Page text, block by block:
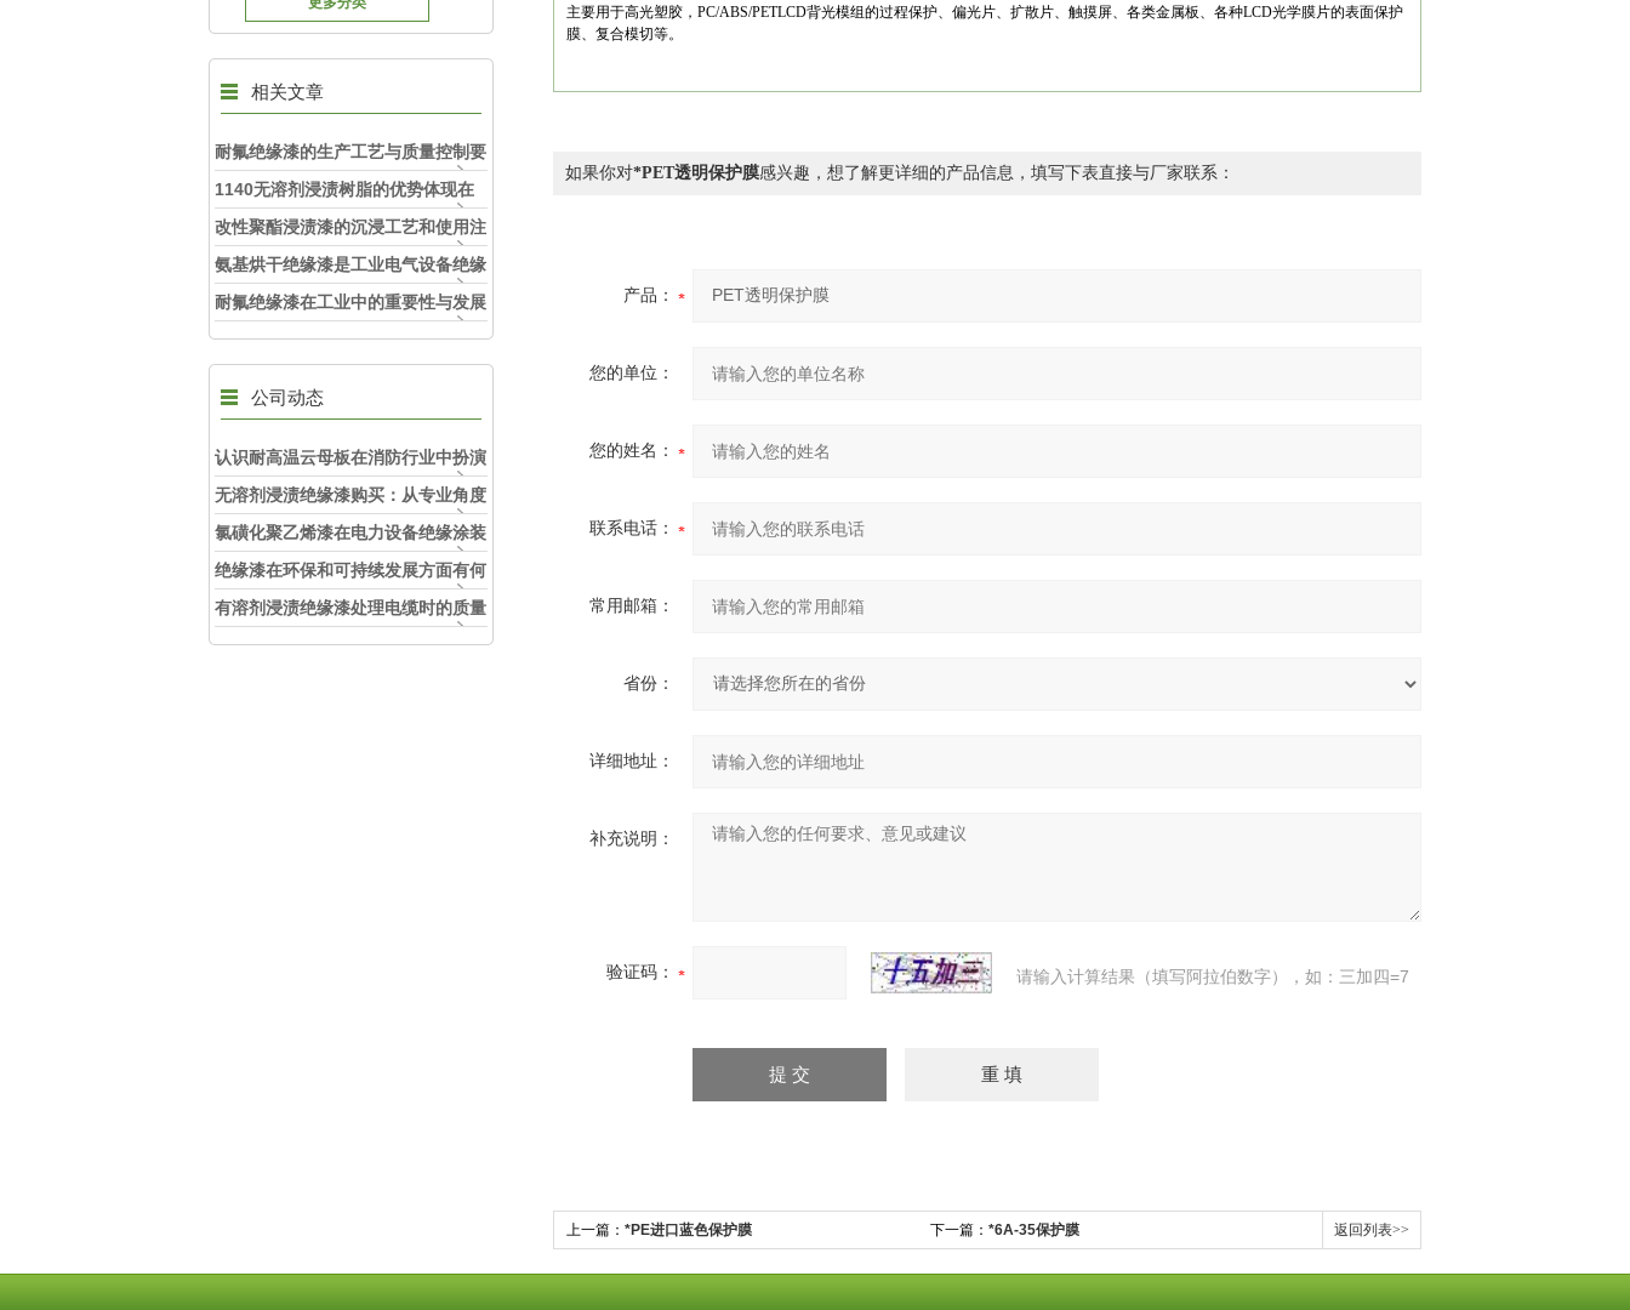
相关文章
耐氟绝缘漆的生产工艺与质量控制要
点
1140无溶剂浸渍树脂的优势体现在
哪里
改性聚酯浸渍漆的沉浸工艺和使用注
意事项
氨基烘干绝缘漆是工业电气设备绝缘
保护的理想选择
耐氟绝缘漆在工业中的重要性与发展
趋势
公司动态
认识耐高温云母板在消防行业中扮演
的角色
无溶剂浸渍绝缘漆购买：从专业角度
看如何选择
氯磺化聚乙烯漆在电力设备绝缘涂装
中的实际应用效果
绝缘漆在环保和可持续发展方面有何
考虑？
有溶剂浸渍绝缘漆处理电缆时的质量
和安全性考虑因素
主要用于高光塑胶，PC/ABS/PETLCD背光模组的过程保护、偏光片、扩散片、触摸屏、各类金属板、各种LCD光学膜片的表面保护
膜、复合模切等。
如果你对*PET透明保护膜感兴趣，想了解更详细的产品信息，填写下表直接与厂家联系：
产品：
您的单位：
您的姓名：
联系电话：
常用邮箱：
省份：
详细地址：
补充说明：
验证码： 请输入计算结果（填写阿拉伯数字），如：三加四=7
上一篇： *PE进口蓝色保护膜 下一篇： *6A-35保护膜 返回列表>>